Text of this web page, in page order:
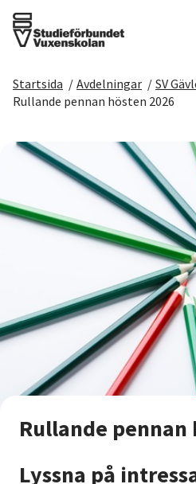
Det här gör vi
För dig som
Sök kurser och
Starta studiecirkel
Cirkelledare
Nyheter
Lyssna
Startsida / Avdelningar / SV
Rullande pennan hösten 2026
Rullande pennan
Lyssna på